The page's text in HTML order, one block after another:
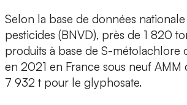
Selon la base de données
pesticides (BNVD), près de 1 820
produits à base de S-métolachlore
en 2021 en France sous neuf AMM
7 932 t pour le glyphosate.